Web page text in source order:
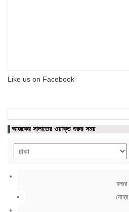
Like us on Facebook
আজকের সালাতের ওয়াক্ত শুরুর সময়
ফজর
যোহর